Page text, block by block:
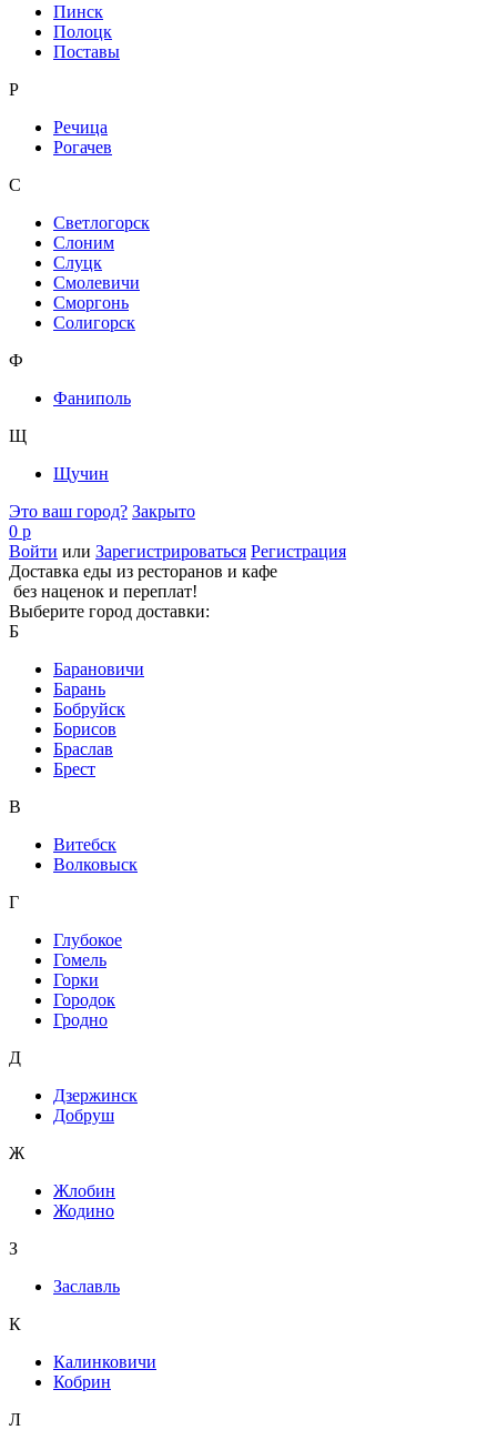
Пинск
Полоцк
Поставы
Р
Речица
Рогачев
С
Светлогорск
Слоним
Слуцк
Смолевичи
Сморгонь
Солигорск
Ф
Фаниполь
Щ
Щучин
Это ваш город? Закрыто
0 р
Войти или Зарегистрироваться Регистрация
Доставка еды из ресторанов и кафе
без наценок и переплат!
Выберите город доставки:
Б
Барановичи
Барань
Бобруйск
Борисов
Браслав
Брест
В
Витебск
Волковыск
Г
Глубокое
Гомель
Горки
Городок
Гродно
Д
Дзержинск
Добруш
Ж
Жлобин
Жодино
З
Заславль
К
Калинковичи
Кобрин
Л